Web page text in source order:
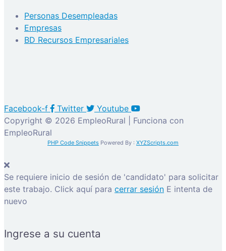
Personas Desempleadas
Empresas
BD Recursos Empresariales
Facebook-f Twitter
Youtube
Copyright © 2026 EmpleoRural | Funciona con
EmpleoRural
PHP Code Snippets Powered By : XYZScripts.com
Se requiere inicio de sesión de 'candidato' para solicitar
este trabajo. Click aquí para cerrar sesión E intenta de
nuevo
Ingrese a su cuenta